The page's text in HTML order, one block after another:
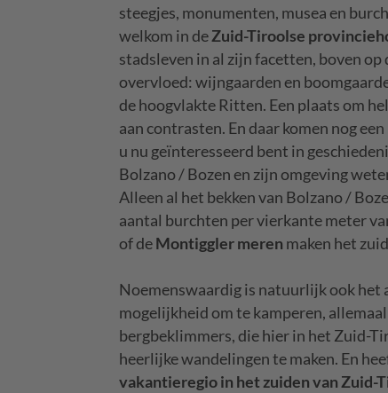
steegjes, monumenten, musea en
welkom in deZuid-Tiroolse
stadsleven in al zijn facetten, boven
overvloed: wijngaarden en
de hoogvlakte Ritten. Een plaats om
aan contrasten. En daar komen nog
u nu geïnteresseerd bent in
Bolzano / Bozen en zijn omgeving
Alleen al het bekken van Bolzano /
aantal burchten per vierkante meter
of deMontiggler meren maken het
Noemenswaardig is natuurlijk ook het
mogelijkheid om te kamperen,
bergbeklimmers, die hier in het Zuid-
heerlijke wandelingen te maken. En
vakantieregio in het zuiden van Zuid-